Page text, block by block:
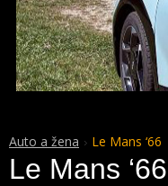
Auto a žena Le Mans ‘66
Le Mans ‘66